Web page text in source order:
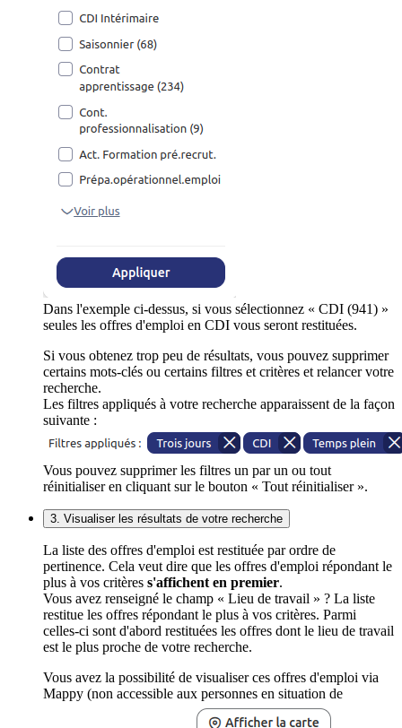
Dans l'exemple ci-dessus, si vous sélectionnez « CDI (941) »
seules les offres d'emploi en CDI vous seront restituées.
Si vous obtenez trop peu de résultats, vous pouvez supprimer
certains mots-clés ou certains filtres et critères et relancer votre
recherche.
Les filtres appliqués à votre recherche apparaissent de la façon
suivante :
Vous pouvez supprimer les filtres un par un ou tout
réinitialiser en cliquant sur le bouton « Tout réinitialiser ».
3. Visualiser les résultats de votre recherche
La liste des offres d'emploi est restituée par ordre de
pertinence. Cela veut dire que les offres d'emploi répondant le
plus à vos critères s'affichent en premier.
Vous avez renseigné le champ « Lieu de travail » ? La liste
restitue les offres répondant le plus à vos critères. Parmi
celles-ci sont d'abord restituées les offres dont le lieu de travail
est le plus proche de votre recherche.
Vous avez la possibilité de visualiser ces offres d'emploi via
Mappy (non accessible aux personnes en situation de